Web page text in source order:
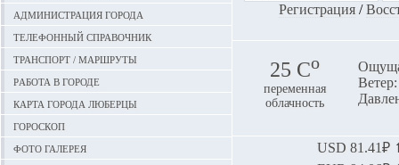
Администрация города
Телефонный справочник
Транспорт / маршруты
Работа в городе
Карта города Люберцы
Гороскоп
Фото галерея
Регистрация/
25 Сo
переменная
облачность
USD 81.41₽